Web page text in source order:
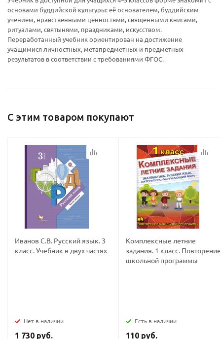
основами буддийской культуры: её основателем, буддийским
учением, нравственными ценностями, священными книгами,
ритуалами, святынями, праздниками, искусством.
Переработанный учебник ориентирован на достижение
учащимися личностных, метапредметных и предметных
результатов в соответствии с требованиями ФГОС.
С этим товаром покупают
Иванов С.В. Русский язык. 3
класс. Учебник в двух частях
Нет в наличии
1 730 руб.
Комплексные летние
задания. 1 класс. Повторение
школьной программы
Есть в наличии
110 руб.
Ваш E-mail:
Ваш E-mail: